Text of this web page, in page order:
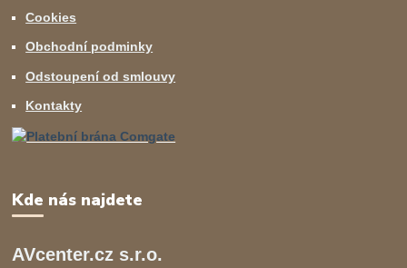
Cookies
Obchodní podminky
Odstoupení od smlouvy
Kontakty
Kde nás najdete
AVcenter.cz s.r.o.